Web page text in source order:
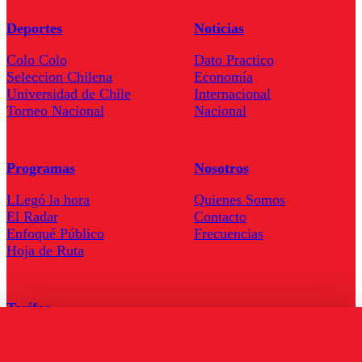
Deportes
Colo Colo
Seleccion Chilena
Universidad de Chile
Torneo Nacional
Noticias
Dato Practico
Economía
Internacional
Nacional
Programas
LLegó la hora
El Radar
Enfoqué Público
Hoja de Ruta
Nosotros
Quienes Somos
Contacto
Frecuencias
Tarifas